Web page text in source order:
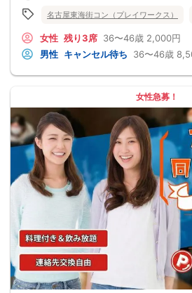
名古屋東海街コン（プレイワークス）
女性 残り3席 36〜46歳 2,000円
男性 キャンセル待ち 36〜46歳
女性急募！